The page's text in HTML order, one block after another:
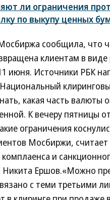
ли ограничения
по выкупу ценных
сообщила, что
клиентам в виде
июня. Источники РБК
какая часть валюты
К вечеру пятницы
ограничения
Мосбиржи,
комплаенса и
Никита Ершов.«Можно
с теми третьими